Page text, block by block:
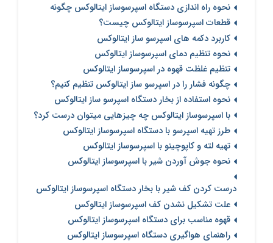
نحوه راه اندازی دستگاه اسپرسوساز ایتالوکس چگونه
قطعات اسپرسوساز ایتالوکس چیست؟
کاربرد دکمه های اسپرسو ساز ایتالوکس
نحوه تنظیم دمای اسپرسوساز ایتالوکس
تنظیم غلظت قهوه در اسپرسوساز ایتالوکس
چگونه فشار را در اسپرسو ساز ایتالوکس تنظیم کنیم؟
نحوه استفاده از بخار دستگاه اسپرسو ساز ایتالوکس
با اسپرسوساز ایتالوکس چه چیزهایی میتوان درست کرد؟
طرز تهیه اسپرسو با دستگاه اسپرسوساز ایتالوکس
تهیه لته و کاپوچینو با اسپرسوساز ایتالوکس
نحوه جوش آوردن شیر با اسپرسوساز ایتالوکس
درست کردن کف شیر با بخار دستگاه اسپرسوساز ایتالوکس
علت تشکیل نشدن کف اسپرسوساز ایتالوکس
قهوه مناسب برای دستگاه اسپرسوساز ایتالوکس
راهنمای هواگیری دستگاه اسپرسوساز ایتالوکس